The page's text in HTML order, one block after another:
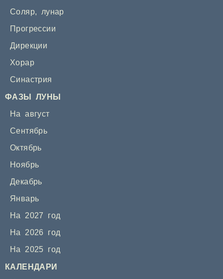
Соляр, лунар
Прогрессии
Дирекции
Хорар
Синастрия
ФАЗЫ ЛУНЫ
На август
Сентябрь
Октябрь
Ноябрь
Декабрь
Январь
На 2027 год
На 2026 год
На 2025 год
КАЛЕНДАРИ